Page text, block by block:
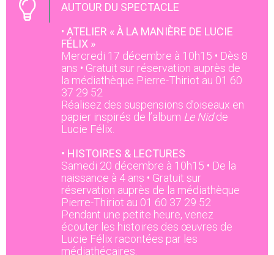
AUTOUR DU SPECTACLE
• ATELIER « À LA MANIÈRE DE LUCIE
FÉLIX »
Mercredi 17 décembre à 10h15 • Dès 8
ans • Gratuit sur réservation auprès de
la médiathèque Pierre-Thiriot au 01 60
37 29 52
Réalisez des suspensions d’oiseaux en
papier inspirés de l’album Le Nidde
Lucie Félix.
• HISTOIRES & LECTURES
Samedi 20 décembre à 10h15 • De la
naissance à 4 ans • Gratuit sur
réservation auprès de la médiathèque
Pierre-Thiriot au 01 60 37 29 52
Pendant une petite heure, venez
écouter les histoires des œuvres de
Lucie Félix racontées par les
médiathécaires.